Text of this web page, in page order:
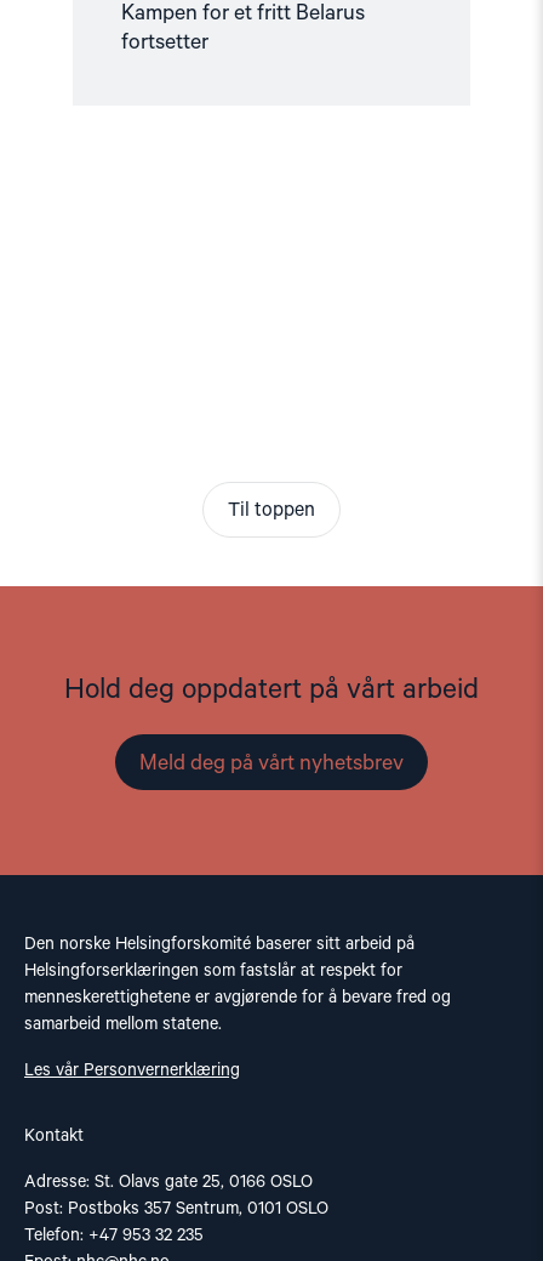
Kampen for et fritt Belarus
fortsetter
Til toppen
Hold deg oppdatert på vårt arbeid
Meld deg på vårt nyhetsbrev
Den norske Helsingforskomité baserer sitt arbeid på
Helsingforserklæringen som fastslår at respekt for
menneskerettighetene er avgjørende for å bevare fred og
samarbeid mellom statene.
Les vår Personvernerklæring
Kontakt
Adresse: St. Olavs gate 25, 0166 OSLO
Post: Postboks 357 Sentrum, 0101 OSLO
Telefon: +47 953 32 235